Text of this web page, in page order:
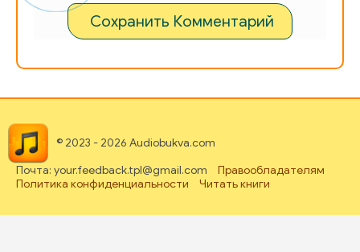
Сохранить Комментарий
© 2023 - 2026 Audiobukva.com
Почта: your.feedback.tpl@gmail.com
Правообладателям
Политика конфиденциальности
Читать книги